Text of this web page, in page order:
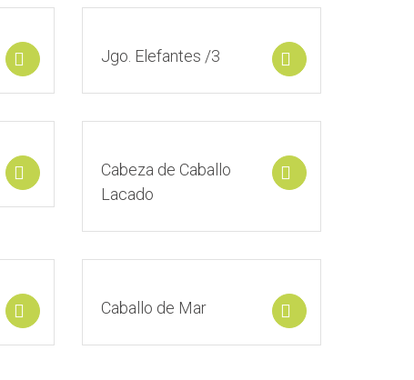
Select optionsJgo. Elefantes /3
Select optionsCabeza de Caballo
Lacado
Select optionsCaballo de Mar